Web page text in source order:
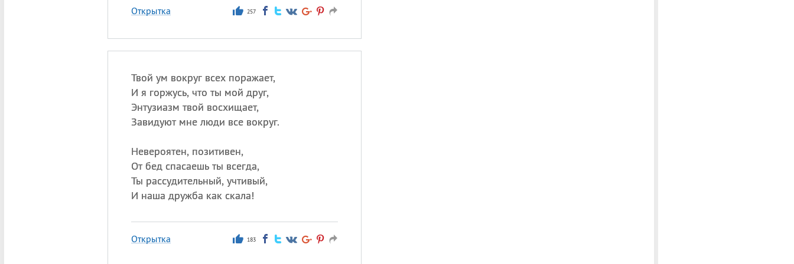
Открытка 257
Твой ум вокруг всех поражает,
И я горжусь, что ты мой друг,
Энтузиазм твой восхищает,
Завидуют мне люди все вокруг.
Невероятен, позитивен,
От бед спасаешь ты всегда,
Ты рассудительный, учтивый,
И наша дружба как скала!
Открытка 183